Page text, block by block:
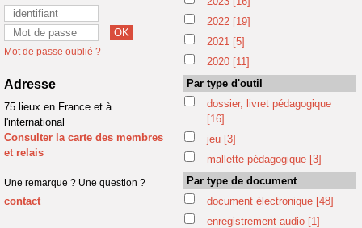
Mot de passe oublié ?
Adresse
75 lieux en France et à
l'international
Consulter la carte des membres
et relais
Une remarque ? Une question ?
contact
2022 [19]
2021 [5]
2020 [11]
Par type d'outil
dossier, livret pédagogique
[16]
jeu [3]
mallette pédagogique [3]
Par type de document
document électronique [48]
enregistrement audio [1]